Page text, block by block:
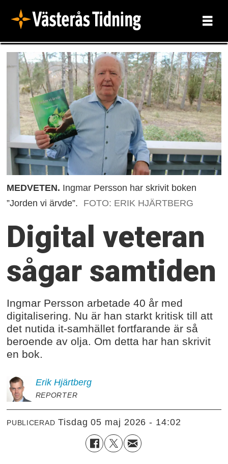
MEDVETEN. Ingmar Persson har skrivit boken
”Jorden vi ärvde”.
FOTO: ERIK HJÄRTBERG
Digital veteran
sågar samtiden
Ingmar Persson arbetade 40 år med
digitalisering. Nu är han starkt kritisk till att
det nutida it-samhället fortfarande är så
beroende av olja. Om detta har han skrivit
en bok.
Erik Hjärtberg
REPORTER
PUBLICERAD tisdag 05 maj 2026 - 14:02